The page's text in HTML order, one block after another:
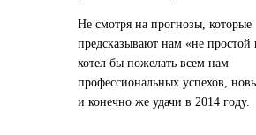
Не смотря на прогнозы, которые
предсказывают нам «не простой
хотел бы пожелать всем нам
профессиональных успехов,
и конечно же удачи в 2014 году.